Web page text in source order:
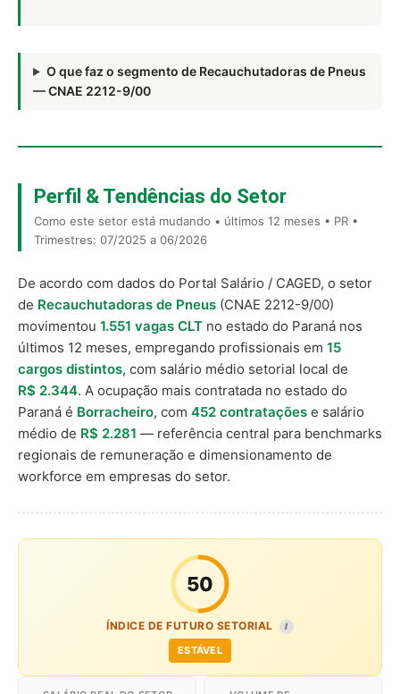
O que faz o segmento de Recauchutadoras de Pneus
— CNAE 2212-9/00
Perfil & Tendências do Setor
Como este setor está mudando • últimos 12 meses • PR •
Trimestres: 07/2025 a 06/2026
De acordo com dados do Portal Salário / CAGED, o setor
de Recauchutadoras de Pneus (CNAE 2212-9/00)
movimentou 1.551 vagas CLT no estado do Paraná nos
últimos 12 meses, empregando profissionais em 15
cargos distintos, com salário médio setorial local de
R$ 2.344. A ocupação mais contratada no estado do
Paraná é Borracheiro, com 452 contratações e salário
médio de R$ 2.281 — referência central para benchmarks
regionais de remuneração e dimensionamento de
workforce em empresas do setor.
50
ÍNDICE DE FUTURO SETORIAL I
ESTÁVEL